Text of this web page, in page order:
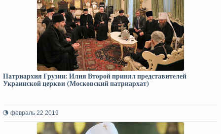
Патриархия Грузии: Илия Второй принял представителей
Украинской церкви (Московский патриархат)
февраль 22 2019